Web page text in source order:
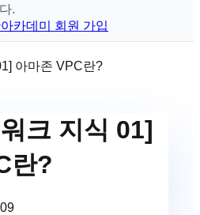
.
아카데미 회원 가입
아마존 VPC란?
크 지식 01]
란?